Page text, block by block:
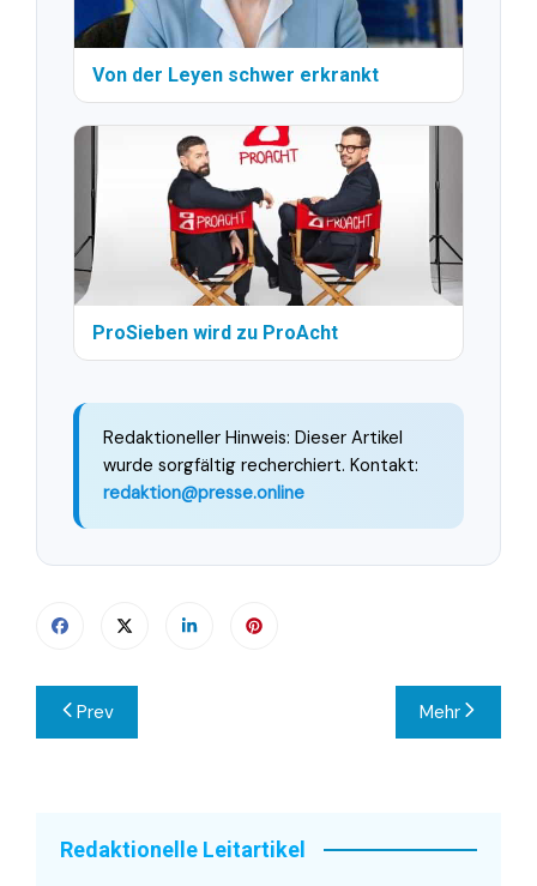
Von der Leyen schwer erkrankt
ProSieben wird zu ProAcht
Redaktioneller Hinweis: Dieser Artikel
wurde sorgfältig recherchiert. Kontakt:
redaktion@presse.online
Beitragsnavigation
Prev Mehr
Redaktionelle Leitartikel